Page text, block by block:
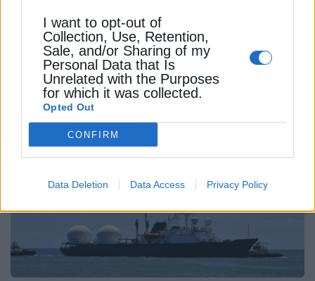
I want to opt-out of
Collection, Use, Retention,
Sale, and/or Sharing of my
Personal Data that Is
Unrelated with the Purposes
for which it was collected.
Opted Out
CONFIRM
Data Deletion Data Access Privacy Policy
ΗΛΕΚΤΡΙΣΜΟΣ
Κοντά σε ολοκλήρωση η ηλεκτρική
διασύνδεση Αλβανίας – Β. Μακεδονίας
21 Φεβρουαρίου 2026